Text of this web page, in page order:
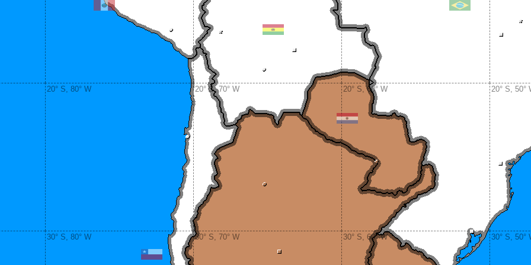
20° S, 80° W 20° S, 70° W 20° S, 60° W 20° S, 50°
30° S, 80° W 30° S, 70° W 30° S, 60° W 30° S, 50°